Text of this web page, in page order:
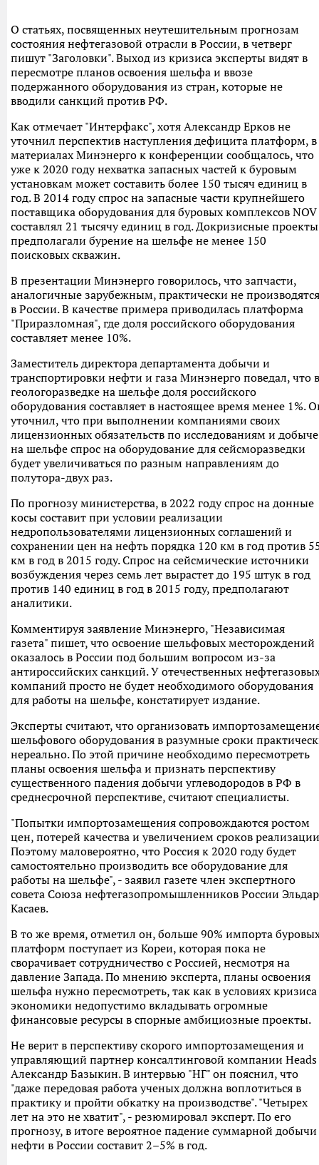
О статьях, посвященных неутешительным прогнозам
состояния нефтегазовой отрасли в России, в четверг
пишут "Заголовки". Выход из кризиса эксперты видят в
пересмотре планов освоения шельфа и ввозе
подержанного оборудования из стран, которые не
вводили санкций против РФ.
Как отмечает "Интерфакс", хотя Александр Ерков не
уточнил перспектив наступления дефицита платформ, в
материалах Минэнерго к конференции сообщалось, что
уже к 2020 году нехватка запасных частей к буровым
установкам может составить более 150 тысяч единиц в
год. В 2014 году спрос на запасные части крупнейшего
поставщика оборудования для буровых комплексов NOV
составлял 21 тысячу единиц в год. Докризисные проекты
предполагали бурение на шельфе не менее 150
поисковых скважин.
В презентации Минэнерго говорилось, что запчасти,
аналогичные зарубежным, практически не производятся
в России. В качестве примера приводилась платформа
"Приразломная", где доля российского оборудования
составляет менее 10%.
Заместитель директора департамента добычи и
транспортировки нефти и газа Минэнерго поведал, что в
геологоразведке на шельфе доля российского
оборудования составляет в настоящее время менее 1%.
уточнил, что при выполнении компаниями своих
лицензионных обязательств по исследованиям и добыче
на шельфе спрос на оборудование для сейсморазведки
будет увеличиваться по разным направлениям до
полутора-двух раз.
По прогнозу министерства, в 2022 году спрос на донные
косы составит при условии реализации
недропользователями лицензионных соглашений и
сохранении цен на нефть порядка 120 км в год против
км в год в 2015 году. Спрос на сейсмические источники
возбуждения через семь лет вырастет до 195 штук в год
против 140 единиц в год в 2015 году, предполагают
аналитики.
Комментируя заявление Минэнерго, "Независимая
газета" пишет, что освоение шельфовых месторождений
оказалось в России под большим вопросом из-за
антироссийских санкций. У отечественных
компаний просто не будет необходимого оборудования
для работы на шельфе, констатирует издание.
Эксперты считают, что организовать
шельфового оборудования в разумные сроки
нереально. По этой причине необходимо пересмотреть
планы освоения шельфа и признать перспективу
существенного падения добычи углеводородов в РФ в
среднесрочной перспективе, считают специалисты.
"Попытки импортозамещения сопровождаются ростом
цен, потерей качества и увеличением сроков
Поэтому маловероятно, что Россия к 2020 году будет
самостоятельно производить все оборудование для
работы на шельфе", - заявил газете член экспертного
совета Союза нефтегазопромышленников России Эльдар
Касаев.
В то же время, отметил он, больше 90% импорта
платформ поступает из Кореи, которая пока не
сворачивает сотрудничество с Россией, несмотря на
давление Запада. По мнению эксперта, планы освоения
шельфа нужно пересмотреть, так как в условиях кризиса
экономики недопустимо вкладывать огромные
финансовые ресурсы в спорные амбициозные проекты.
Не верит в перспективу скорого импортозамещения и
управляющий партнер консалтинговой компании Heads
Александр Базыкин. В интервью "НГ" он пояснил, что
"даже передовая работа ученых должна воплотиться в
практику и пройти обкатку на производстве". "Четырех
лет на это не хватит", - резюмировал эксперт. По его
прогнозу, в итоге вероятное падение суммарной добычи
нефти в России составит 2–5% в год.